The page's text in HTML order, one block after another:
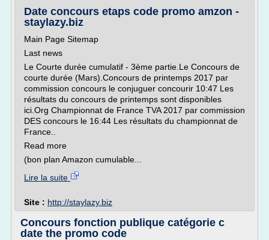
Date concours etaps code promo amzon -
staylazy.biz
Main Page Sitemap
Last news
Le Courte durée cumulatif - 3ème partie.Le Concours de
courte durée (Mars).Concours de printemps 2017 par
commission concours le conjuguer concourir 10:47 Les
résultats du concours de printemps sont disponibles
ici.Org Championnat de France TVA 2017 par commission
DES concours le 16:44 Les résultats du championnat de
France..
Read more
(bon plan Amazon cumulable...
Lire la suite
Site : http://staylazy.biz
Concours fonction publique catégorie c
date the promo code